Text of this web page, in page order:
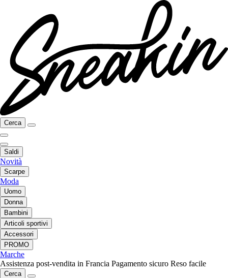
Cerca
Saldi
Novità
Scarpe
Moda
Uomo
Donna
Bambini
Articoli sportivi
Accessori
PROMO
Marche
Assistenza post-vendita in Francia Pagamento sicuro Reso facile
Cerca